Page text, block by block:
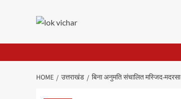
HOME उत्तराखंड बिना अनुमति संचालित मस्जिद-